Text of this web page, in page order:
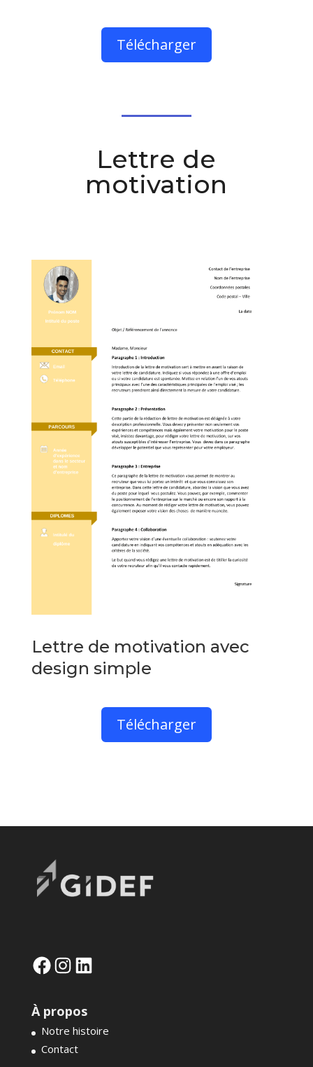
Télécharger
Lettre de
motivation
Lettre de motivation avec
design simple
Télécharger
FacebookInstagram
LinkedIn
À propos
Notre histoire
Contact